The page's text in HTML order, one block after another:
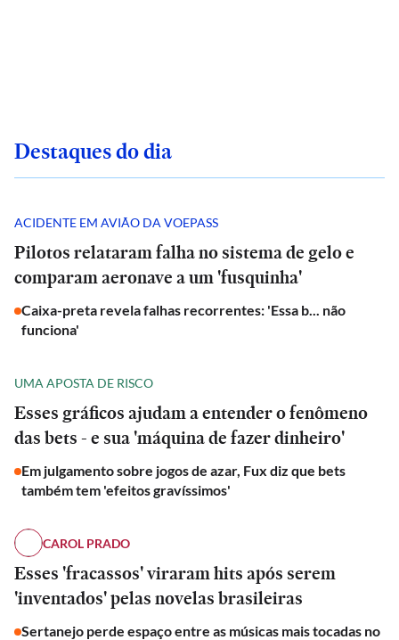
Destaques do dia
ACIDENTE EM AVIÃO DA VOEPASS
Pilotos relataram falha no sistema de gelo e
comparam aeronave a um 'fusquinha'
Caixa-preta revela falhas recorrentes: 'Essa b... não
funciona'
UMA APOSTA DE RISCO
Esses gráficos ajudam a entender o fenômeno
das bets - e sua 'máquina de fazer dinheiro'
Em julgamento sobre jogos de azar, Fux diz que bets
também tem 'efeitos gravíssimos'
CAROL PRADO
Esses 'fracassos' viraram hits após serem
'inventados' pelas novelas brasileiras
Sertanejo perde espaço entre as músicas mais tocadas no